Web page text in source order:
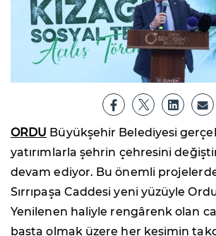
ORDU Büyükşehir Belediyesi
yatırımlarla şehrin çehresini
devam ediyor. Bu önemli
Sırrıpaşa Caddesi yeni yüzüyle
Yenilenen haliyle rengârenk olan
başta olmak üzere her kesimin